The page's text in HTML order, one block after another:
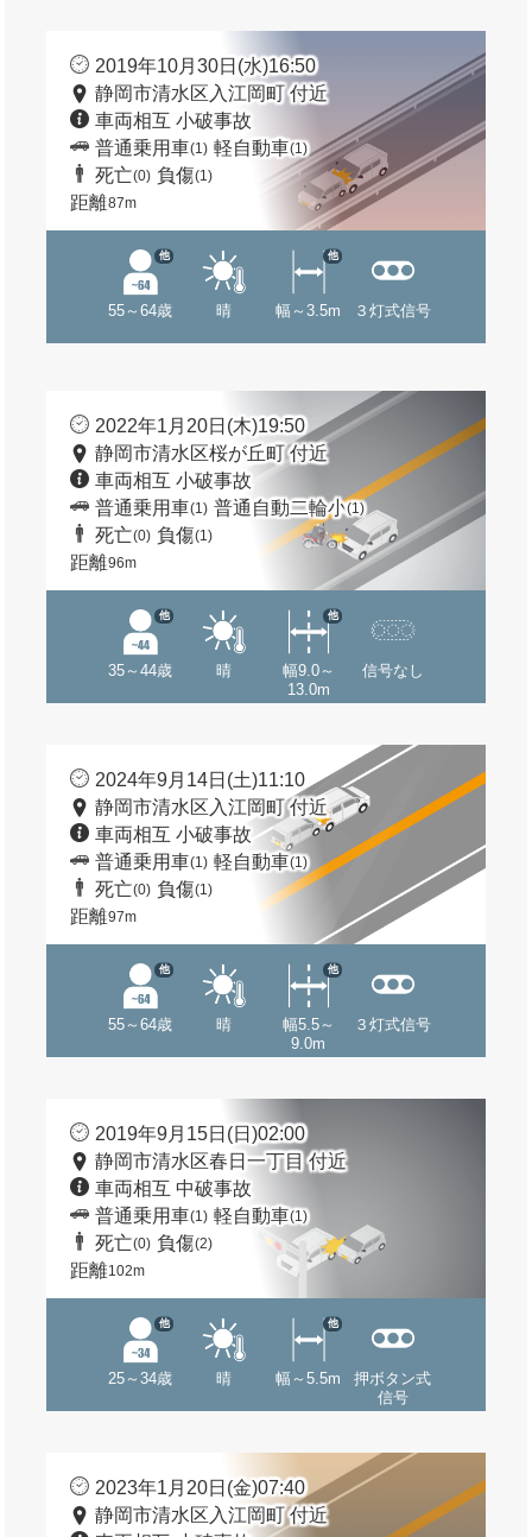
2019年10月30日(水)16:50
静岡市清水区入江岡町 付近
車両相互 小破事故
普通乗用車(1) 軽自動車(1)
死亡(0) 負傷(1)
距離87m
55～64歳
他
晴 幅～3.5m
他
３灯式信号
2022年1月20日(木)19:50
静岡市清水区桜が丘町 付近
車両相互 小破事故
普通乗用車(1) 普通自動二輪小(1)
死亡(0) 負傷(1)
距離96m
35～44歳
他
晴
幅9.0～
13.0m
他
信号なし
2024年9月14日(土)11:10
静岡市清水区入江岡町 付近
車両相互 小破事故
普通乗用車(1) 軽自動車(1)
死亡(0) 負傷(1)
距離97m
55～64歳
他
晴
幅5.5～
9.0m
他
３灯式信号
2019年9月15日(日)02:00
静岡市清水区春日一丁目 付近
車両相互 中破事故
普通乗用車(1) 軽自動車(1)
死亡(0) 負傷(2)
距離102m
25～34歳
他
晴 幅～5.5m
他
押ボタン式
信号
2023年1月20日(金)07:40
静岡市清水区入江岡町 付近